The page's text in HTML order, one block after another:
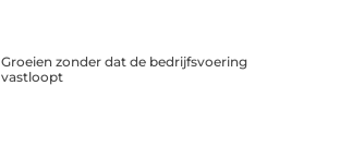
Groeien zonder dat de bedrijfsvoering
vastloopt